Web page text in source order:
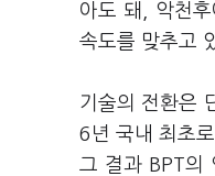
아도 돼, 악천
속도를 맞추고
기술의 전환은
6년 국내 최초
그 결과 BPT의